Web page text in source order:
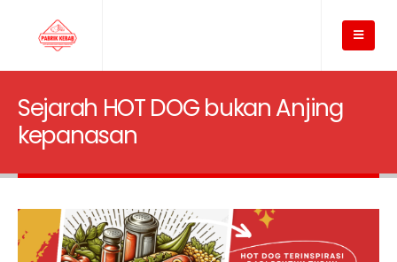
Sejarah HOT DOG bukan Anjing
kepanasan